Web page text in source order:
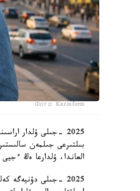
Фото: Kazinform
2025 -جىلى ۇلدار
بىلتىرعى جىلمەن
العاندا، ۇلدارعا ەڭ
2025 -جىلى